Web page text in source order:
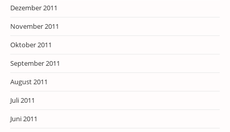
Dezember 2011
November 2011
Oktober 2011
September 2011
August 2011
Juli 2011
Juni 2011